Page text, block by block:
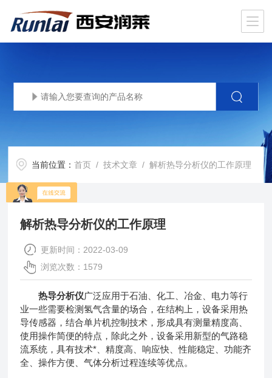
当前位置：首页 /技术文章 / 解析热导分析仪的工作原理
解析热导分析仪的工作原理
更新时间：2022-03-09
浏览次数：1579
热导分析仪广泛应用于石油、化工、冶金、电力等行
业一些需要检测氢气含量的场合，在结构上，设备采用热
导传感器，结合单片机控制技术，形成具有测量精度高、
使用操作简便的特点，除此之外，设备采用新型的气路稳
流系统，具有技术*、精度高、响应快、性能稳定、功能齐
全、操作方便、气体分析过程连续等优点。